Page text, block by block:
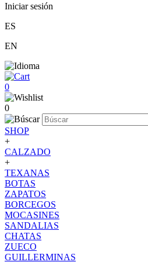
Iniciar sesión
ES
EN
0
0
SHOP
+
CALZADO
+
TEXANAS
BOTAS
ZAPATOS
BORCEGOS
MOCASINES
SANDALIAS
CHATAS
ZUECO
GUILLERMINAS